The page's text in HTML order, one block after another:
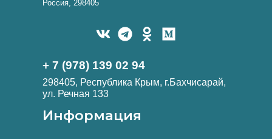
Россия, 298405
+ 7 (978) 139 02 94
298405, Республика Крым, г.Бахчисарай,
ул. Речная 133
Информация